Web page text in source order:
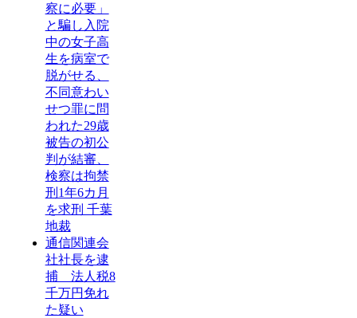
察に必要」
と騙し入院
中の女子高
生を病室で
脱がせる、
不同意わい
せつ罪に問
われた29歳
被告の初公
判が結審、
検察は拘禁
刑1年6カ月
を求刑 千葉
地裁
通信関連会
社社長を逮
捕 法人税8
千万円免れ
た疑い